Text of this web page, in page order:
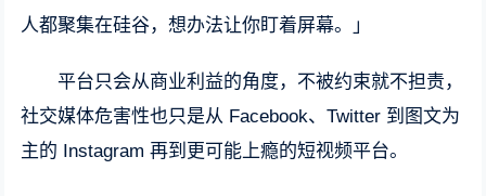
人都聚集在硅谷，想办法让你盯着屏幕。」
平台只会从商业利益的角度，不被约束就不担责，
社交媒体危害性也只是从 Facebook、Twitter 到图文为
主的 Instagram 再到更可能上瘾的短视频平台。